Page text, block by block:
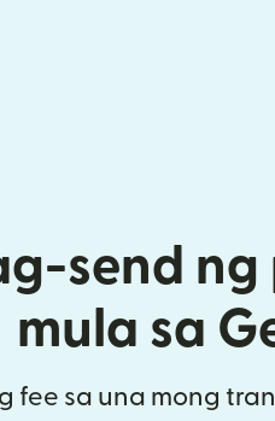
send ng
mula sa
fee sa una mong